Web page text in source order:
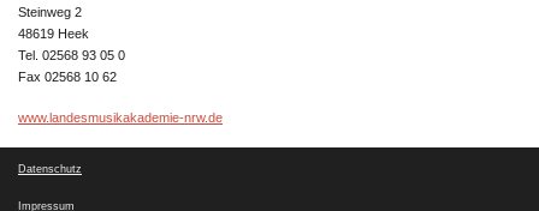
Steinweg 2
48619 Heek
Tel. 02568 93 05 0
Fax 02568 10 62
www.landesmusikakademie-nrw.de
Datenschutz
Impressum